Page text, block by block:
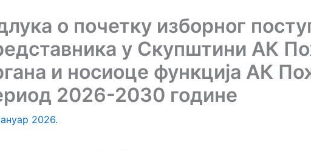
о почетку изборног
у Скупштини АК
и носиоце функција АК
2026-2030 године
2026.